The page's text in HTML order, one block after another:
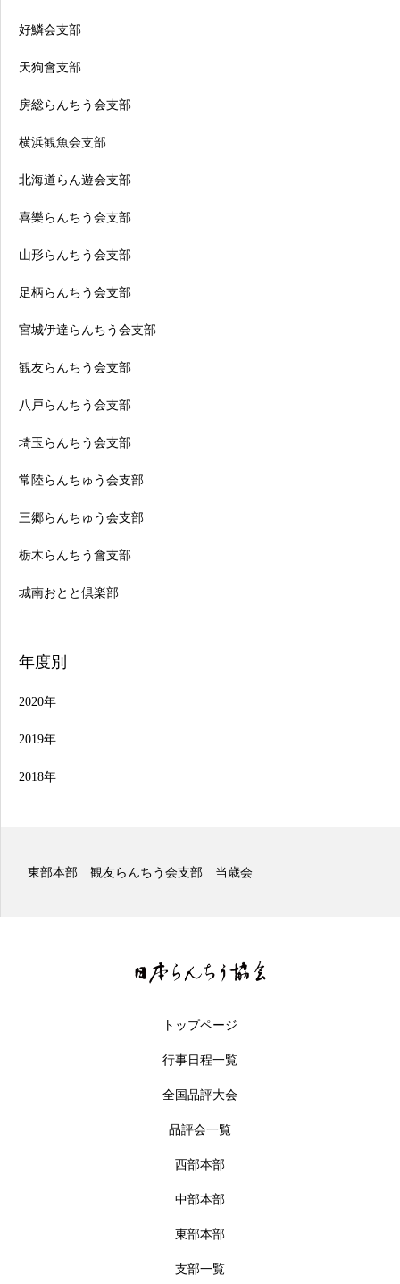
好鱗会支部
天狗會支部
房総らんちう会支部
横浜観魚会支部
北海道らん遊会支部
喜樂らんちう会支部
山形らんちう会支部
足柄らんちう会支部
宮城伊達らんちう会支部
観友らんちう会支部
八戸らんちう会支部
埼玉らんちう会支部
常陸らんちゅう会支部
三郷らんちゅう会支部
栃木らんちう會支部
城南おとと倶楽部
年度別
2020年
2019年
2018年
当歳会 東部本部 観友らんちう会
トップページ
行事日程一覧
全国品評大会
品評会一覧
西部本部
中部本部
東部本部
支部一覧